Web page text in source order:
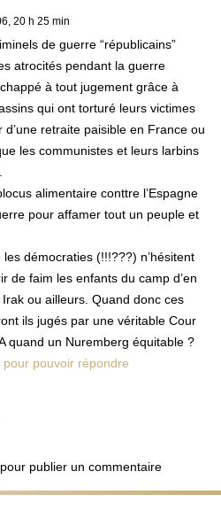
20 h 25 min
de guerre “républicains”
atrocités pendant la guerre
à tout jugement grâce à
qui ont torturé leurs victimes
d’une retraite paisible en France ou
les communistes et leurs larbins
alimentaire conttre l’Espagne
pour affamer tout un peuple et
démocraties (!!!???) n’hésitent
de faim les enfants du camp d’en
ou ailleurs. Quand donc ces
ils jugés par une véritable Cour
quand un Nuremberg équitable ?
pouvoir répondre
pour publier un commentaire